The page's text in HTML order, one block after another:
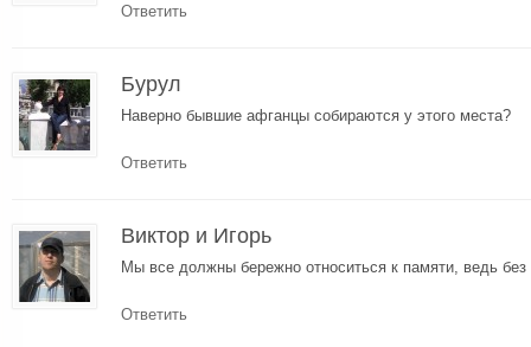
Ответить
Бурул
Наверно бывшие афганцы собираются у этого места?
Ответить
Виктор и Игорь
Мы все должны бережно относиться к памяти, ведь без
Ответить